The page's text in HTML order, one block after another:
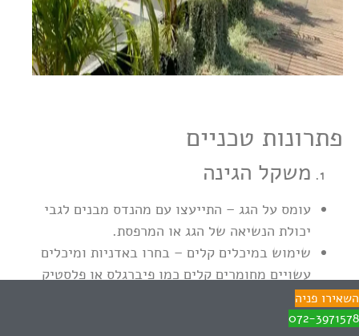
פתרונות טכניים
משקל הגינה
עומס על הגג – התייעצו עם מהנדס מבנים לגבי
יכולת הנשיאה של הגג או המרפסת.
שימוש במיכלים קלים – בחרו באדניות ומיכלים
עשויים מחומרים קלים כמו פיברגלס או פלסטיק
מחוזק.
קרקע קלה – השתמשו בתערובות שתילה קלות
השאירו פניה
072-3971578